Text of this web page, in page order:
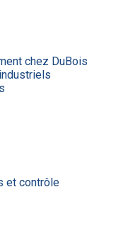
chez DuBois
et contrôle